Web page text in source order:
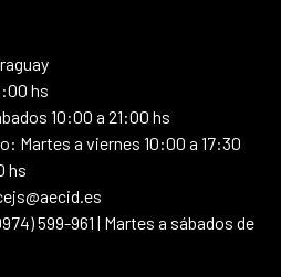
hs
10:00 a 21:00 hs
Martes a viernes 10:00 a 17:30
hs
599-961 | Martes a sábados de